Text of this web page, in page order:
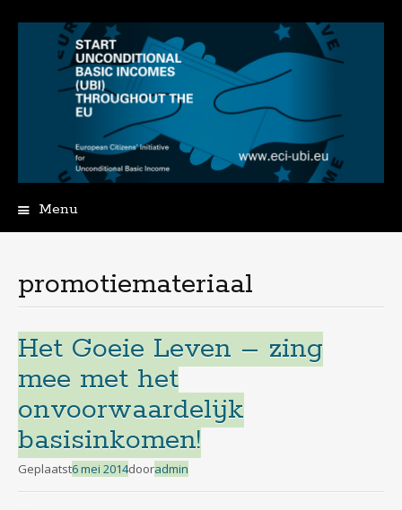
Menu
inhoud
promotiemateriaal
Het Goeie Leven – zing
mee met het
onvoorwaardelijk
basisinkomen!
Geplaatst6 mei 2014dooradmin